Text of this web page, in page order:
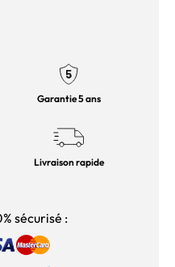
Garantie 5 ans
Livraison rapide
sécurisé :